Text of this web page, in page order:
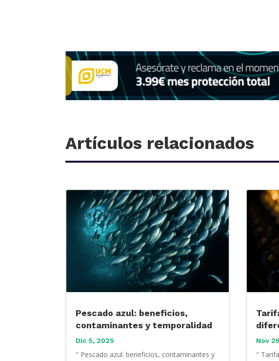
Artículos relacionados
Pescado azul: beneficios,
contaminantes y temporalidad
Dic 5, 2025
" Pescado azul: beneficios, contaminantes y
Nov
"